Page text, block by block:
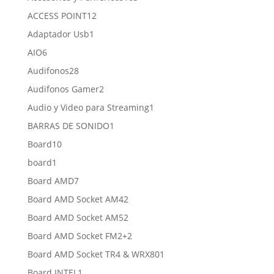
ACCESS POINT1212
Adaptador Usb1
AIO66
productos
Audifonos2828
productos
Audifonos Gamer22
productos
Audio y Video para Streaming1
BARRAS DE SONIDO1
Board1010
board1
producto
Board AMD77
productos
Board AMD Socket AM422
productos
Board AMD Socket AM522
productos
Board AMD Socket FM2+22
productos
Board AMD Socket TR4 & WRX801